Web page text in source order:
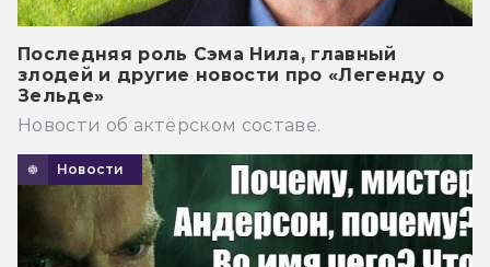
Последняя роль Сэма Нила, главный
злодей и другие новости про «Легенду о
Зельде»
Новости об актёрском составе.
Новости